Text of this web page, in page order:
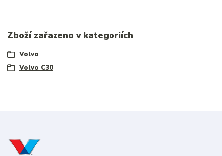
Zboží zařazeno v kategoriích
Volvo
Volvo C30